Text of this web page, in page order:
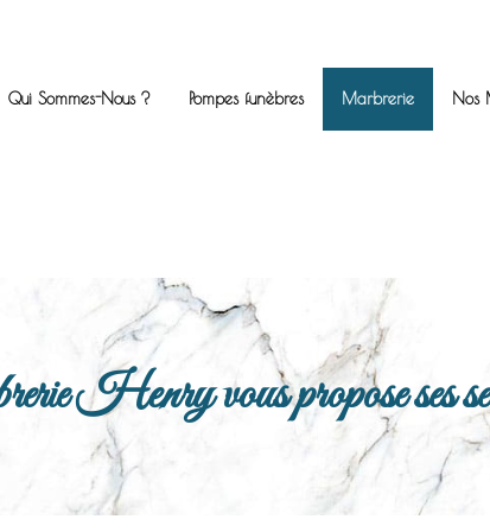
Qui Sommes-Nous ? Pompes funèbres Marbrerie Nos
Henry vous propose ses